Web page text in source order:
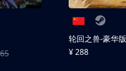
轮回之兽-豪华版
¥ 288